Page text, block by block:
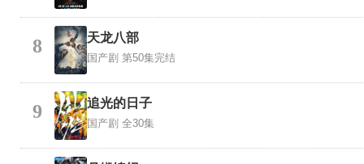
8 天龙八部
国产剧 第50集完结
9 追光的日子
国产剧 全30集